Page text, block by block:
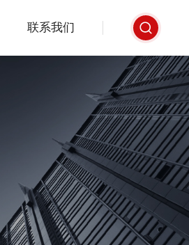
联系我们